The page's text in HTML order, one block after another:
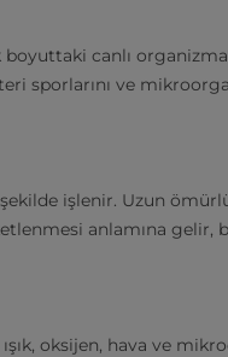
canlı
sporlarını ve
işlenir. Uzun
anlamına gelir,
oksijen, hava ve